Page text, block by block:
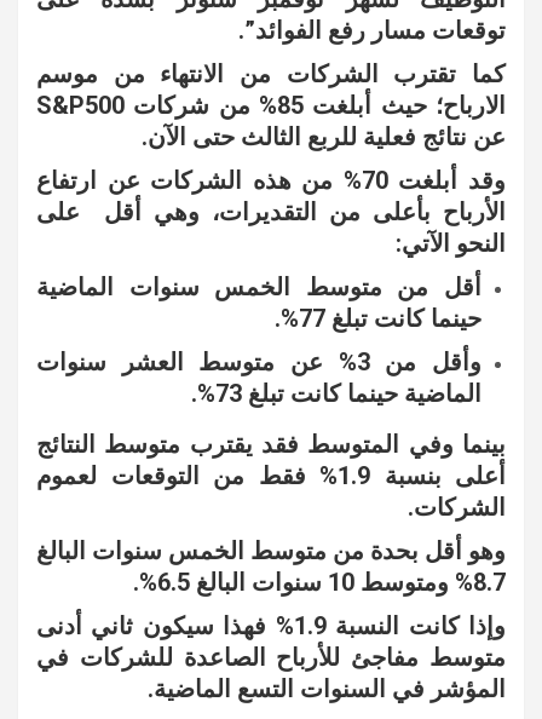
توقعات مسار رفع الفوائد”.
كما تقترب الشركات من الانتهاء من موسم
الارباح؛ حيث أبلغت 85% من شركات S&P500
عن نتائج فعلية للربع الثالث حتى الآن.
وقد أبلغت 70% من هذه الشركات عن ارتفاع
الأرباح بأعلى من التقديرات، وهي أقل على
النحو الآتي:
أقل من متوسط الخمس سنوات الماضية
حينما كانت تبلغ 77%.
وأقل من 3% عن متوسط العشر سنوات
الماضية حينما كانت تبلغ 73%.
بينما وفي المتوسط فقد يقترب متوسط النتائج
أعلى بنسبة 1.9% فقط من التوقعات لعموم
الشركات.
وهو أقل بحدة من متوسط الخمس سنوات البالغ
8.7% ومتوسط 10 سنوات البالغ 6.5%.
وإذا كانت النسبة 1.9% فهذا سيكون ثاني أدنى
متوسط مفاجئ للأرباح الصاعدة للشركات في
المؤشر في السنوات التسع الماضية.